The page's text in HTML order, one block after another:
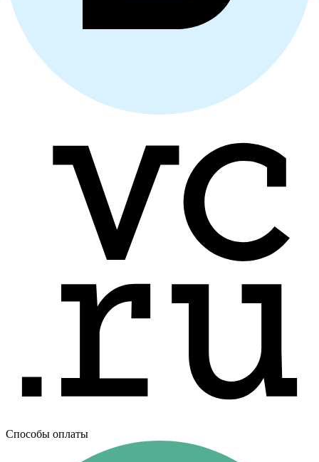
Способы оплаты